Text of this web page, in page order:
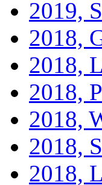
2019,
2018,
2018,
2018,
2018,
2018,
2018,